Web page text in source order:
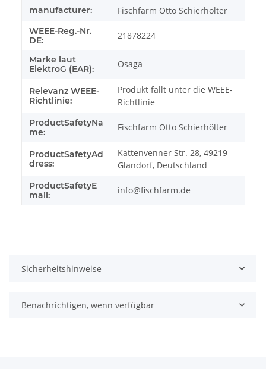
manufacturer: Fischfarm Otto Schierhölter
WEEE-Reg.-Nr.
DE:
21878224
Marke laut
ElektroG (EAR):
Osaga
Relevanz WEEE-
Richtlinie:
Produkt fällt unter die WEEE-
Richtlinie
ProductSafetyNa
me:
Fischfarm Otto Schierhölter
ProductSafetyAd
dress:
Kattenvenner Str. 28, 49219
Glandorf, Deutschland
ProductSafetyE
mail:
info@fischfarm.de
Sicherheitshinweise
Benachrichtigen, wenn verfügbar